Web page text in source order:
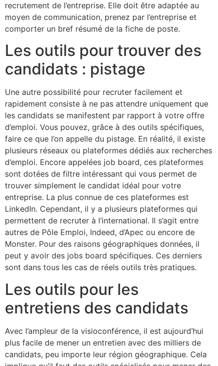
recrutement de l’entreprise. Elle doit être adaptée au
moyen de communication, prenez par l’entreprise et
comporter un bref résumé de la fiche de poste.
Les outils pour trouver des
candidats : pistage
Une autre possibilité pour recruter facilement et
rapidement consiste à ne pas attendre uniquement que
les candidats se manifestent par rapport à votre offre
d’emploi. Vous pouvez, grâce à des outils spécifiques,
faire ce que l’on appelle du pistage. En réalité, il existe
plusieurs réseaux ou plateformes dédiés aux recherches
d’emploi. Encore appelées job board, ces plateformes
sont dotées de filtre intéressant qui vous permet de
trouver simplement le candidat idéal pour votre
entreprise. La plus connue de ces plateformes est
LinkedIn. Cependant, il y a plusieurs plateformes qui
permettent de recruter à l’international. Il s’agit entre
autres de Pôle Emploi, Indeed, d’Apec ou encore de
Monster. Pour des raisons géographiques données, il
peut y avoir des jobs board spécifiques. Ces derniers
sont dans tous les cas de réels outils très pratiques.
Les outils pour les
entretiens des candidats
Avec l’ampleur de la visioconférence, il est aujourd’hui
plus facile de mener un entretien avec des milliers de
candidats, peu importe leur région géographique. Cela